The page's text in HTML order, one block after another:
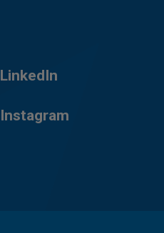
LinkedIn
Instagram